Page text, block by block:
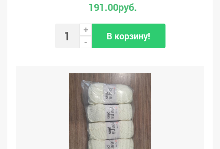
191.00руб.
+
-
В корзину!